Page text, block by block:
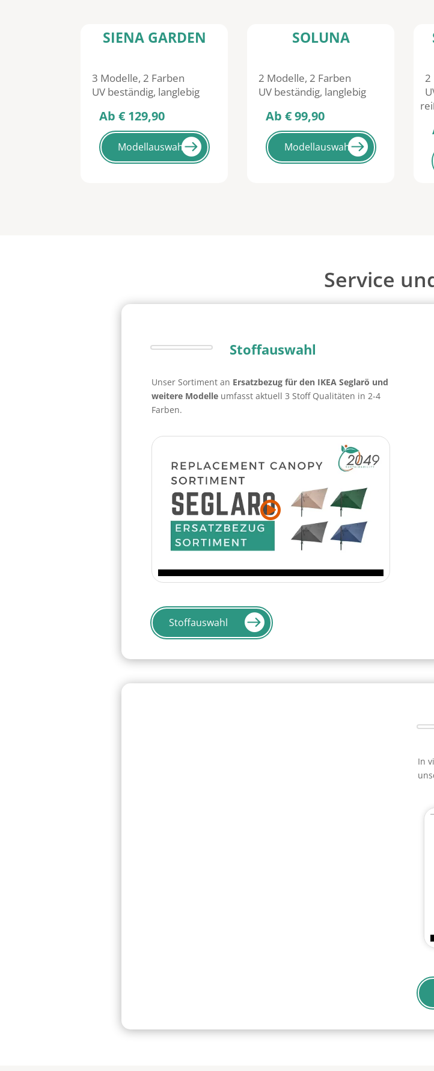
SIENA GARDEN
3 Modelle, 2 Farben
UV beständig, langlebig
Ab € 129,90
Modellauswahl
SOLUNA
2 Modelle, 2 Farben
UV beständig, langlebig
Ab € 99,90
Modellauswahl
2
Service
Stoffauswahl
Unser Sortiment an Ersatzbezug für den IKEA Seglarö und
weitere Modelleumfasst aktuell 3 Stoff Qualitäten in 2-4
Farben.
Stoffauswahl
In